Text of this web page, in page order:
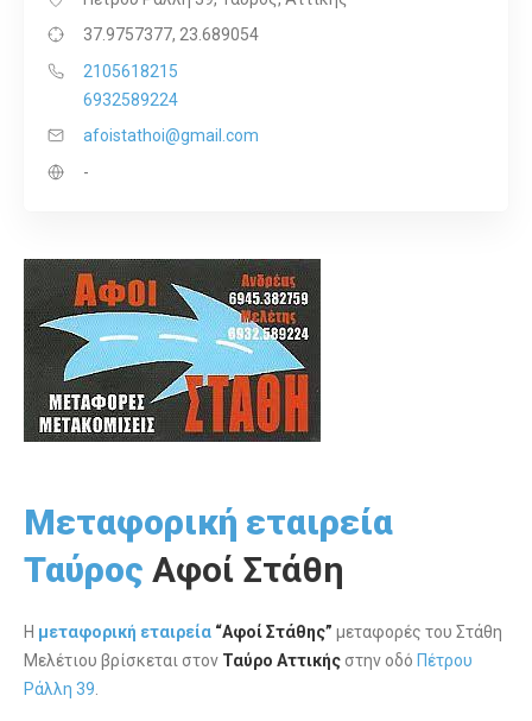
37.9757377, 23.689054
2105618215
6932589224
afoistathoi@gmail.com
-
Μεταφορική εταιρεία
Ταύρος Αφοί Στάθη
Η μεταφορική εταιρεία “Αφοί Στάθης” μεταφορές του Στάθη
Μελέτιου βρίσκεται στον Ταύρο Αττικής στην οδό Πέτρου
Ράλλη 39.